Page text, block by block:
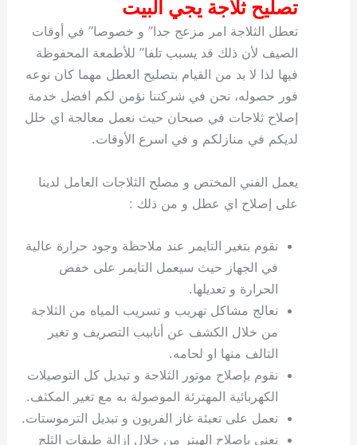
تصليح ثلاجة يجي البيت
تعطل الثلاجة امر مزعج جدا” و خصوصا” في أوقات
الصيف لأن ذلك قد يسبب تلفا” للأطمعة المحفوظة
فيها لذا لا بد من القيام بتصليح العطل مهما كان نوعه
فور حصوله، نحن في شركتنا نؤمن لكم افضل خدمة
إصلاح ثلاجات في صبحان حيث نعمل معالجة اي خلل
لديكم في منازلكم و في اسرع الأوقات.
يعمل الفني المختص و مصلح الثلاجات العامل لدينا
على إصلاح اي عطل و من ذلك :
نقوم بتغير التايمر عند ملاحظة وجود حرارة عالية
في الجهاز حيث سيعمل التايمر على خفض
الحرارة و تعديلها.
نعالج مشاكل تهريب و تسريب المياه من الثلاجة
من خلال الكشف عن أنابيب التصريف و تغير
التالف منها او لحامه.
نقوم بإصلاح موتور الثلاجة و تبديل كل التوصيلات
الكهربائية المهترئة الموصولة به مع تغير المكثف.
نعمل على تعبئة غاز الفريون و تبديل الترموستات.
نعنى بإصلاح الهيتر من خلال إزالة طبقات الثلج